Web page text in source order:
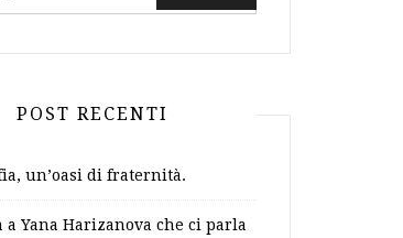
POST RECENTI
un’oasi di fraternità.
Yana Harizanova che ci parla